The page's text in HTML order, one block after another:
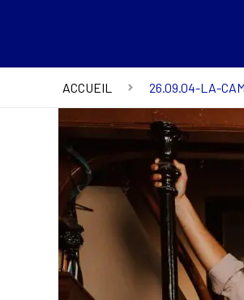
ACCUEIL 26.09.04-LA-